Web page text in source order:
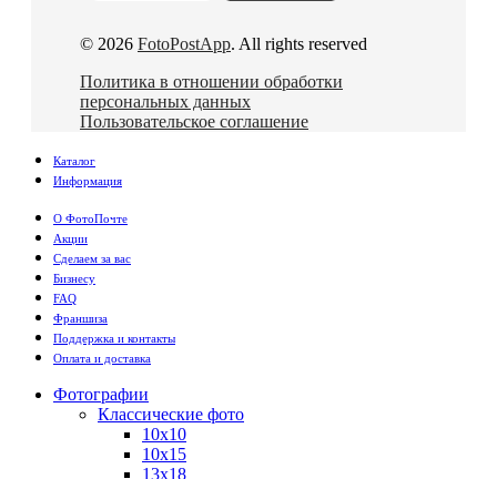
© 2026 FotoPostApp. All rights reserved
Политика в отношении обработки
персональных данных
Пользовательское соглашение
Каталог
Информация
О ФотоПочте
Акции
Сделаем за вас
Бизнесу
FAQ
Франшиза
Поддержка и контакты
Оплата и доставка
Фотографии
Классические фото
10х10
10х15
13х18